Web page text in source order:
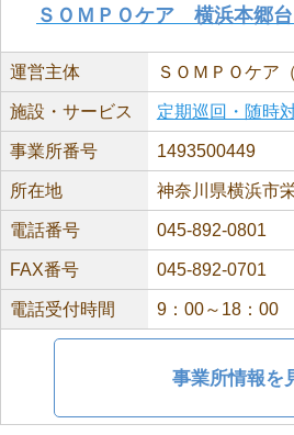
ＳＯＭＰＯケア 横浜本郷
運営主体 ＳＯＭＰＯケア（
施設・サービス 定期巡回・随時
事業所番号 1493500449
所在地 神奈川県横浜市
電話番号 045-892-0801
FAX番号 045-892-0701
電話受付時間 9：00～18：00
事業所情報を